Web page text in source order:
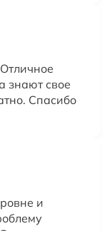
знают свое
Спасибо
и